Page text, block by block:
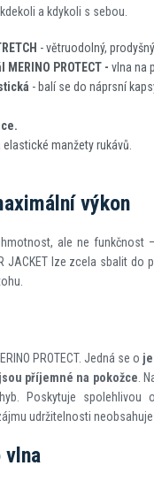
a kdykoli s sebou.
- větruodolný,
PROTECT - vlna na
- balí se do náprsní
manžety rukávů.
výkon
ale ne
JACKET lze zcela sbalit
PROTECT. Jedná se o
příjemné na pokožce.
Poskytuje
udržitelnosti
vlna